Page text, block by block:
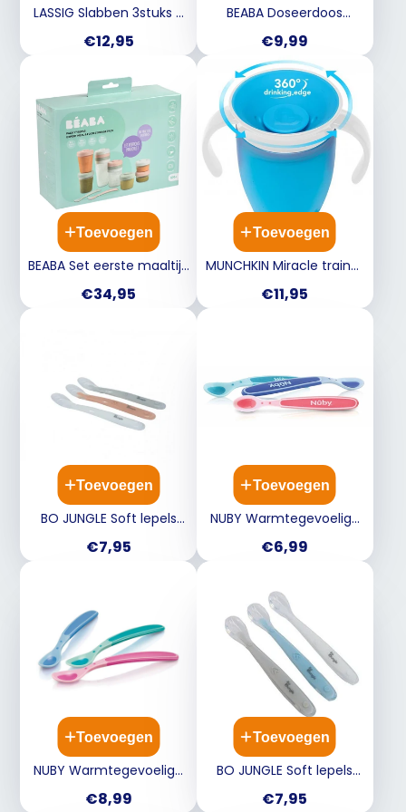
LASSIG Slabben 3stuks -
polyester 20x26.5cm
Prijs
€12,95
BEABA Doseerdoos
green
Prijs
€9,99
Toevoegen
BEABA Set eerste maaltijd
Prijs
€34,95
Toevoegen
MUNCHKIN Miracle trainer
om uit alle kanten te
Prijs
€11,95
Toevoegen
BO JUNGLE Soft lepels
terracotta
Prijs
€7,95
Toevoegen
NUBY Warmtegevoelige
Prijs
€6,99
Toevoegen
NUBY Warmtegevoelige
tonen wanneer maaltijd
Prijs
€8,99
Toevoegen
BO JUNGLE Soft lepels
blauw
Prijs
€7,95